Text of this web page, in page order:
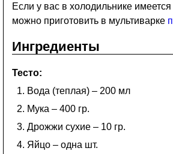
Если у вас в холодильнике
можно приготовить в мультиварке
Ингредиенты
Тесто:
Вода (теплая) – 200 мл
Мука – 400 гр.
Дрожжи сухие – 10 гр.
Яйцо – одна шт.